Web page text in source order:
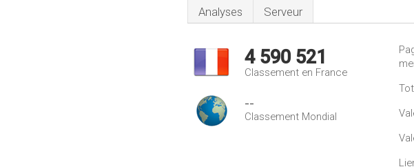
Analyses Serveur
4 590 521
Classement en France
--
Classement Mondial